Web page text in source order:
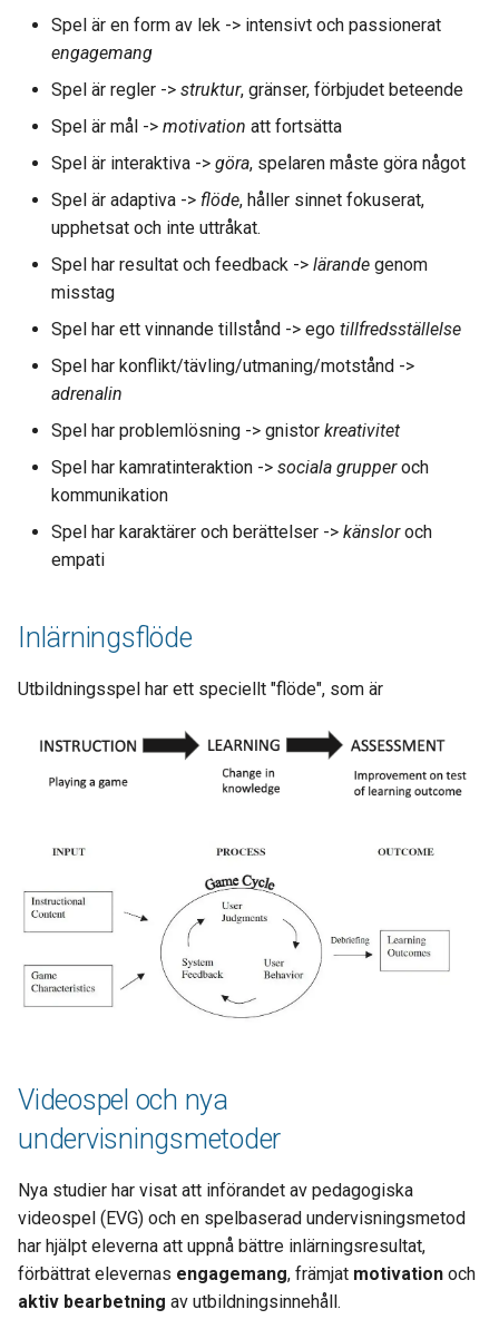
Spel är en form av lek -> intensivt och passionerat
engagemang
Spel är regler -> struktur, gränser, förbjudet beteende
Spel är mål -> motivation att fortsätta
Spel är interaktiva -> göra, spelaren måste göra något
Spel är adaptiva -> flöde, håller sinnet fokuserat,
upphetsat och inte uttråkat.
Spel har resultat och feedback -> lärande genom
misstag
Spel har ett vinnande tillstånd -> ego tillfredsställelse
Spel har konflikt/tävling/utmaning/motstånd ->
adrenalin
Spel har problemlösning -> gnistor kreativitet
Spel har kamratinteraktion -> sociala grupperoch
kommunikation
Spel har karaktärer och berättelser -> känsloroch
empati
Inlärningsflöde
Utbildningsspel har ett speciellt "flöde", som är
Videospel och nya
undervisningsmetoder
Nya studier har visat att införandet av pedagogiska
videospel (EVG) och en spelbaserad undervisningsmetod
har hjälpt eleverna att uppnå bättre inlärningsresultat,
förbättrat elevernas engagemang, främjat motivation och
aktiv bearbetning av utbildningsinnehåll.